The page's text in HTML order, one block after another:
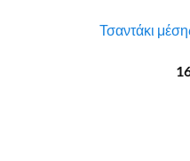
Τσαντάκι